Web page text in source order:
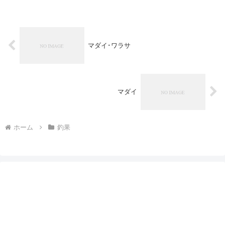
マダイ･ワラサ
マダイ
ホーム 釣果